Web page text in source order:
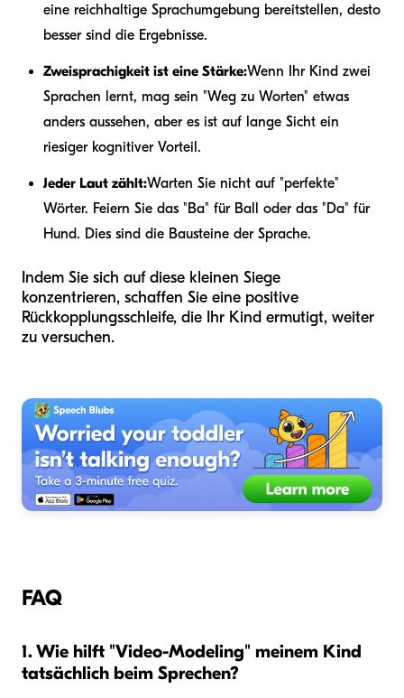
eine reichhaltige Sprachumgebung bereitstellen, desto
besser sind die Ergebnisse.
Zweisprachigkeit ist eine Stärke:Wenn Ihr Kind zwei
Sprachen lernt, mag sein "Weg zu Worten" etwas
anders aussehen, aber es ist auf lange Sicht ein
riesiger kognitiver Vorteil.
Jeder Laut zählt:Warten Sie nicht auf "perfekte"
Wörter. Feiern Sie das "Ba" für Ball oder das "Da" für
Hund. Dies sind die Bausteine der Sprache.
Indem Sie sich auf diese kleinen Siege
konzentrieren, schaffen Sie eine positive
Rückkopplungsschleife, die Ihr Kind ermutigt, weiter
zu versuchen.
FAQ
1. Wie hilft "Video-Modeling" meinem Kind
tatsächlich beim Sprechen?